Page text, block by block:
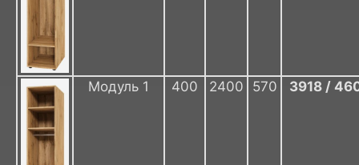
Модуль 1 400 2400 570 3918 /